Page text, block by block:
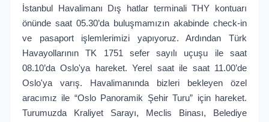
İstanbul Havalimanı Dış hatlar terminali THY kontuarı
önünde saat 05.30’da buluşmamızın akabinde check-in
ve pasaport işlemlerimizi yapıyoruz. Ardından Türk
Havayollarının TK 1751 sefer sayılı uçuşu ile saat
08.10’da Oslo'ya hareket. Yerel saat ile saat 11.00’de
Oslo'ya varış. Havalimanında bizleri bekleyen özel
aracımız ile “Oslo Panoramik Şehir Turu” için hareket.
Turumuzda Kraliyet Sarayı, Meclis Binası, Belediye